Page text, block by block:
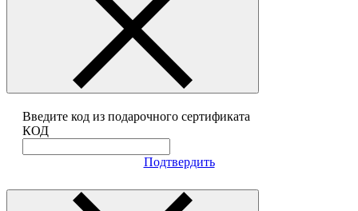
Введите код из подарочного сертификата
КОД
Подтвердить